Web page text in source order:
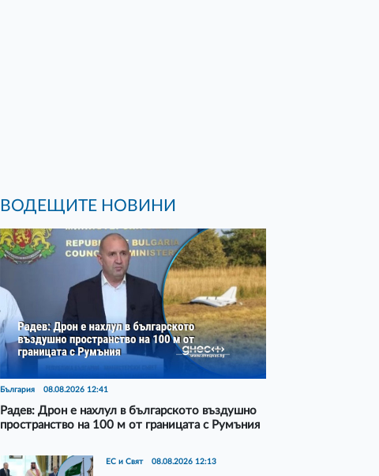
ВОДЕЩИТЕ НОВИНИ
България 08.08.2026 12:41
Радев: Дрон е нахлул в българското въздушно
пространство на 100 м от границата с Румъния
ЕС и Свят 08.08.2026 12:13